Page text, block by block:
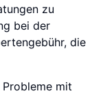
zu
bei der
die
mit